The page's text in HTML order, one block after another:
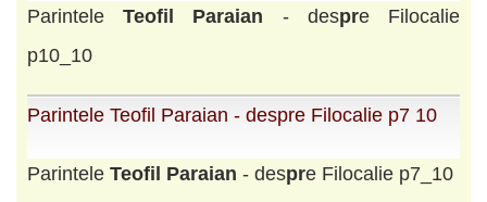
ParinteleTeofil Paraian - despre Filocalie
p10_10
Parintele Teofil Paraian - despre Filocalie p7 10
Parintele Teofil Paraian - despre Filocalie p7_10